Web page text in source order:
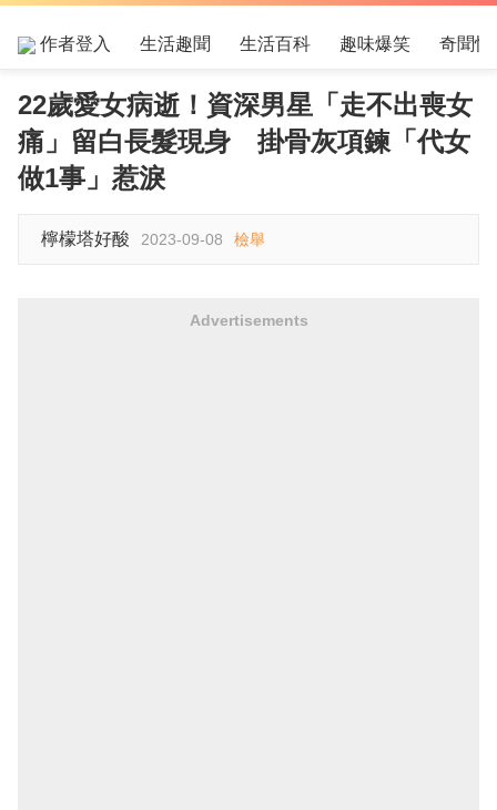
作者登入 生活趣聞 生活百科 趣味爆笑 奇聞怪
22歲愛女病逝！資深男星「走不出喪女
痛」留白長髮現身 掛骨灰項鍊「代女
做1事」惹淚
檸檬塔好酸 2023-09-08 檢舉
Advertisements